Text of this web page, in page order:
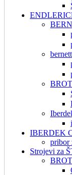
IBERDEK
pribor
Strojevi za